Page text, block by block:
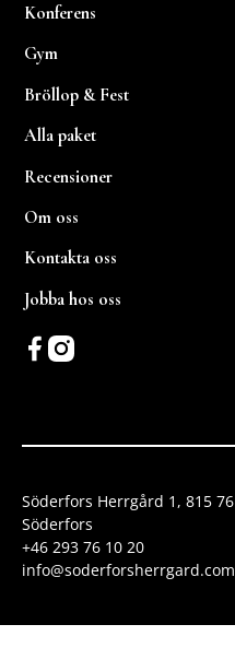
Konferens
Gym
Bröllop & Fest
Alla paket
Recensioner
Om oss
Kontakta oss
Jobba hos oss
Söderfors Herrgård 1, 815 76
Söderfors
+46 293 76 10 20
info@soderforsherrgard.com